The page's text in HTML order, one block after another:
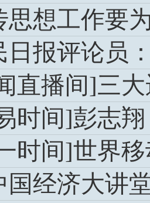
思想工作要
日报评论员
直播间]三
时间]彭志
时间]世界
国经济大讲